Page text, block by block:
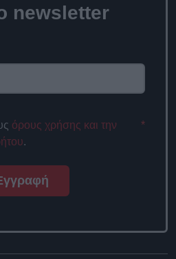
newsletter
όρους χρήσης και την
.
*